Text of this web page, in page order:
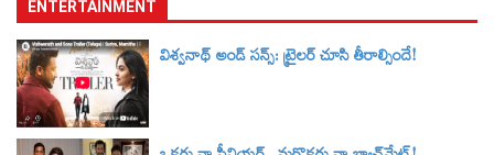
ENTERTAINMENT
విశ్వనాథ్ అండ్ సన్స్: ట్రైలర్‌ చూసి తీరాల్సిందే!